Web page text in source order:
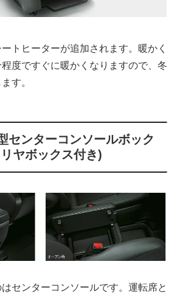
トヒーターが追加されます。暖かく
度ですぐに暖かくなりますので、冬
す。
ンターコンソールボック
ヤボックス付き)
センターコンソールです。運転席と